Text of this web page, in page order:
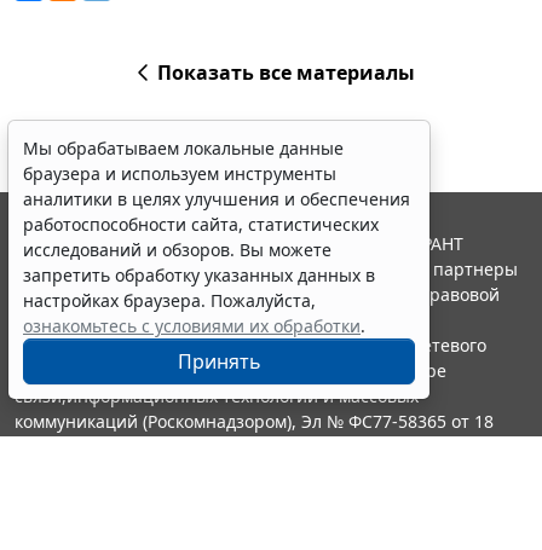
Показать все материалы
Мы обрабатываем локальные данные
браузера и используем инструменты
аналитики в целях улучшения и обеспечения
работоспособности сайта, статистических
исследований и обзоров. Вы можете
запретить обработку указанных данных в
настройках браузера. Пожалуйста,
ознакомьтесь с условиями их обработки.
Принять
© ООО "НПП "ГАРАНТ-СЕРВИС", 2026. Система ГАРАНТ
выпускается с 1990 года. Компания "Гарант" и ее партнеры
являются участниками Российской ассоциации правовой
информации ГАРАНТ.
Портал ГАРАНТ.РУ зарегистрирован в качестве сетевого
издания Федеральной службой по надзору в сфере
связи,информационных технологий и массовых
коммуникаций (Роскомнадзором), Эл № ФС77-58365 от 18